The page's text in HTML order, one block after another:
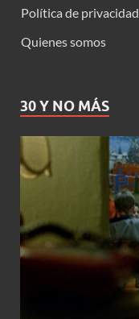
Política de privacidad
Quienes somos
30 Y NO MÁS